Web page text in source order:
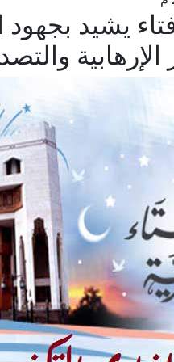
يشيد
الإرهابية